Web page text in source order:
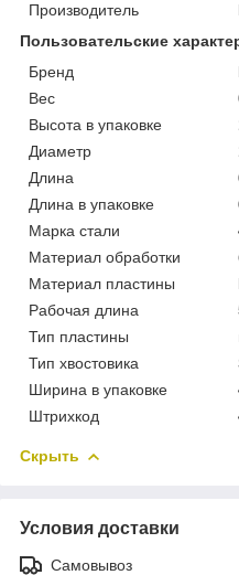
Производитель
Пользовательские
Бренд
Вес
Высота в упаковке
Диаметр
Длина
Длина в упаковке
Марка стали
Материал обработки
Материал пластины
Рабочая длина
Тип пластины
Тип хвостовика
Ширина в упаковке
Штрихкод
Скрыть
Условия доставки
Самовывоз